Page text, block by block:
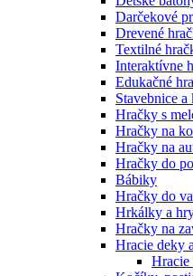
Darčekové
Drevené
Textilné
Interaktívne
Edukačné
Stavebnice
Hračky s
Hračky na
Hračky na
Hračky do
Bábiky
Hračky do
Hrkálky a
Hračky na
Hracie deky